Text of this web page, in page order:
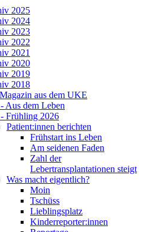
2025
2024
2023
2022
2021
2020
2019
2018
aus dem UKE
Aus dem Leben
Frühling 2026
Patient:innen berichten
Frühstart ins Leben
Am seidenen Faden
Zahl der
Lebertransplantationen steigt
Was macht eigentlich?
Moin
Tschüss
Lieblingsplatz
Kinderreporter:innen